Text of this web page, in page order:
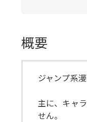
概要
ジャンプ系
主に、キャ
せん。